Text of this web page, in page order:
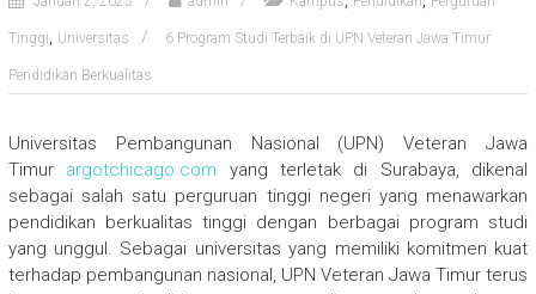
Tinggi, Universitas 6 Program Studi Terbaik di UPN Veteran Jawa Timur
Pendidikan Berkualitas
Universitas Pembangunan Nasional (UPN) Veteran Jawa
Timur argotchicago.com yang terletak di Surabaya, dikenal
sebagai salah satu perguruan tinggi negeri yang menawarkan
pendidikan berkualitas tinggi dengan berbagai program studi
yang unggul. Sebagai universitas yang memiliki komitmen kuat
terhadap pembangunan nasional, UPN Veteran Jawa Timur terus